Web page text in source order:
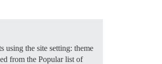
using the site setting: theme
from the Popular list of